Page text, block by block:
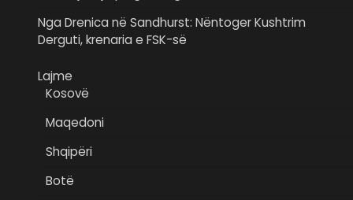
Nga Drenica në Sandhurst: Nëntoger Kushtrim
Derguti, krenaria e FSK-së
Lajme
Kosovë
Maqedoni
Shqipëri
Botë